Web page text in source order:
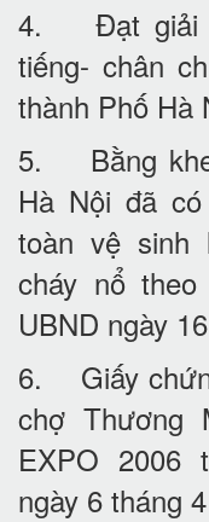
4. Đạt giải
tiếng- chân
thành Phố Hà
5. Bằng
Hà Nội đã
toàn vệ sinh
cháy nổ
UBND ngày
6. Giấy
chợ Thương
EXPO 2006
ngày 6 tháng